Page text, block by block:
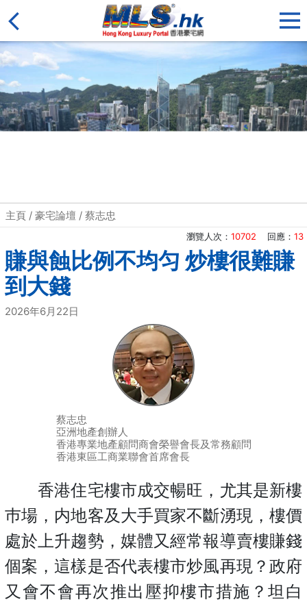
主頁 / 豪宅論壇 / 蔡志忠
瀏覽人次： 10702 回應： 13
賺與蝕比例不均匀 炒樓很難賺
到大錢
2026年6月22日
蔡志忠
亞洲地產創辦人
香港專業地產顧問商會榮譽會長及常務顧問
香港東區工商業聯會首席會長
香港住宅樓市成交暢旺，尤其是新樓
巿場，内地客及大手買家不斷湧現，樓價
處於上升趨勢，媒體又經常報導賣樓賺錢
個案，這樣是否代表樓市炒風再現？政府
又會不會再次推出壓抑樓市措施？坦白